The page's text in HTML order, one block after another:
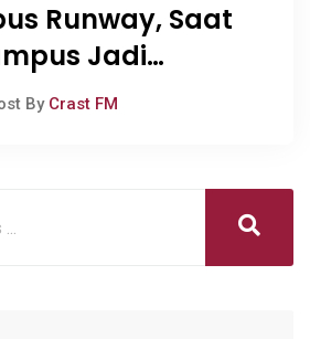
Runway, Saat
Jadi
By Crast FM